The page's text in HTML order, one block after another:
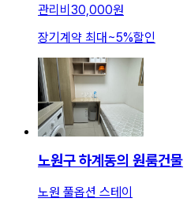
관리비 30,000원
장기계약 최대 ~5%할인
노원구 하계동의 원룸건물
노원 풀옵션 스테이